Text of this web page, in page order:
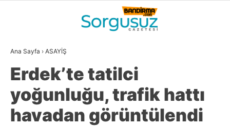
26.8
BALIKESIR
GALERİ VİDEO YAZARLAR
DÜNYA
Ana Sayfa › ASAYİŞ
Erdek’te tatilci
yoğunluğu, trafik hattı
havadan görüntülendi